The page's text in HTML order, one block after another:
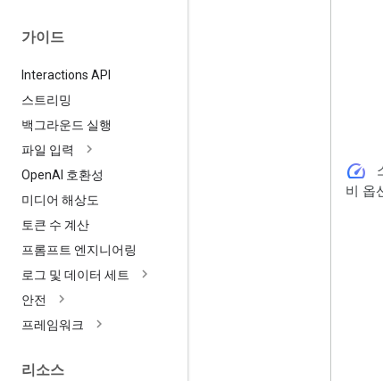
가이드
Interactions API
스트리밍
백그라운드 실행
파일 입력
OpenAI 호환성
미디어 해상도
토큰 수 계산
프롬프트 엔지니어링
로그 및 데이터 세트
안전
프레임워크
리소스
speed
비 옵